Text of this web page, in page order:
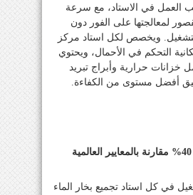
العمل في الاستاد، مع سرعة
لمعالجتها على الفور دون
ويخصص لكل استاد مركز
التحكم في الأحمال، ويحتوي
خزانات حرارية وأبراج تبريد
أفضل مستوى من الكفاءة.
في كل استاد تجميع بخار الماء